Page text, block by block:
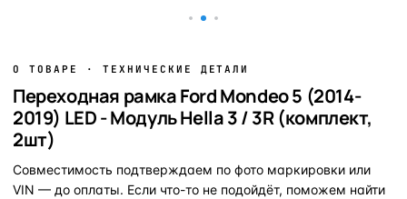
О ТОВАРЕ · ТЕХНИЧЕСКИЕ ДЕТАЛИ
Переходная рамка Ford Mondeo 5 (2014-
2019) LED - Модуль Hella 3 / 3R (комплект,
2шт)
Совместимость подтверждаем по фото маркировки или
VIN — до оплаты. Если что-то не подойдёт, поможем найти